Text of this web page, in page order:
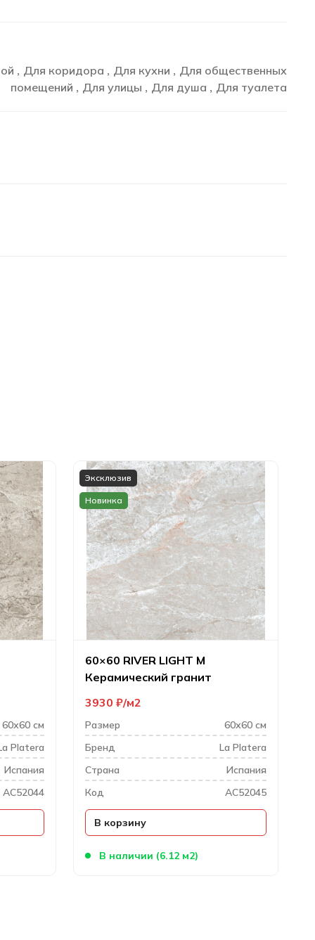
, Для коридора , Для кухни , Для общественных
помещений , Для улицы , Для душа , Для туалета
60х60 см
Platera
Испания
AC52044
Эксклюзив
Новинка
60×60 RIVER LIGHT M
Керамический гранит
В наличии (6.12 м2)
3930 ₽ м2
Размер
60х60 см
Бренд
La Platera
Cтрана
Испания
Код
AC52045
В корзину